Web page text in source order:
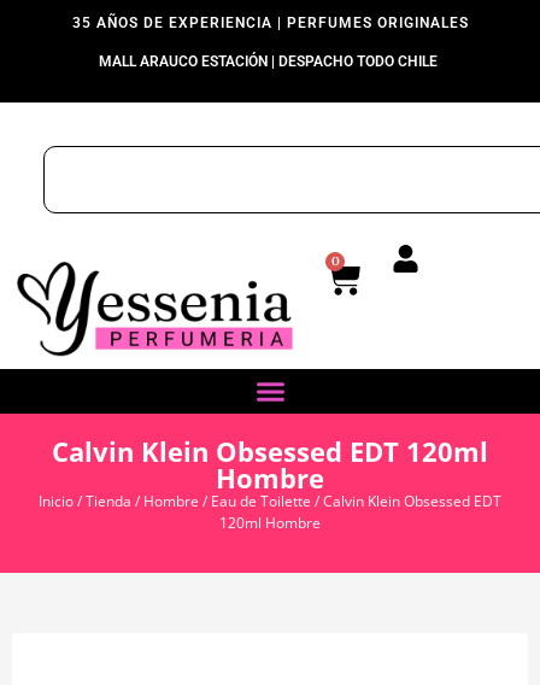
35 AÑOS DE EXPERIENCIA | PERFUMES ORIGINALES
MALL ARAUCO ESTACIÓN | DESPACHO TODO CHILE
0
Calvin Klein Obsessed EDT 120ml
Hombre
Inicio/Tienda / Hombre / Eau de Toilette / Calvin Klein Obsessed EDT
120ml Hombre